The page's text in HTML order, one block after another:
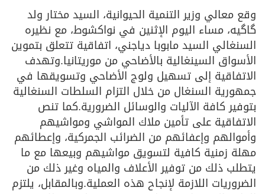
وقع معالي وزير التنمية الحيوانية، السيد مختار ولد
گاگيه، مساء اليوم الإثنين في نواكشوط، مع نظيره
السنغالي السيد مابوبا دياجني، اتفاقية تتعلق بتموين
الأسواق السينغالية بالأضاحي من موريتانيا.وتهدف
الاتفاقية إلى تسهيل ولوج الأضاحي وتسويقها في
جمهورية السنغال من خلال التزام السلطات السنغالية
بتوفير كافة الآليات والوسائل الضرورية.كما تنص
الاتفاقية على تأمين ملاك المواشي ومواشيهم
وأموالهم وإعفائهم من الضرائب الجمركية، وإعطائهم
مهلة زمنية كافية لتسويق مواشيهم وبيعها مع ما
يتطلب ذلك من توفير الأعلاف والمياه وغير ذلك من
الضروريات اللازمة لإنجاح هذه العملية.وبالمقابل، يلتزم